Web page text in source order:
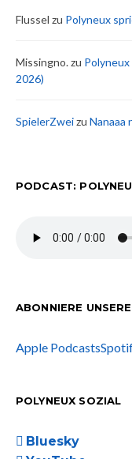
Flussel zu Polyneux
Missingno.zu
2026)
SpielerZweizu Nanaaa
PODCAST:
ABONNIERE
Apple Podcasts
POLYNEUX SOZIAL
Bluesky